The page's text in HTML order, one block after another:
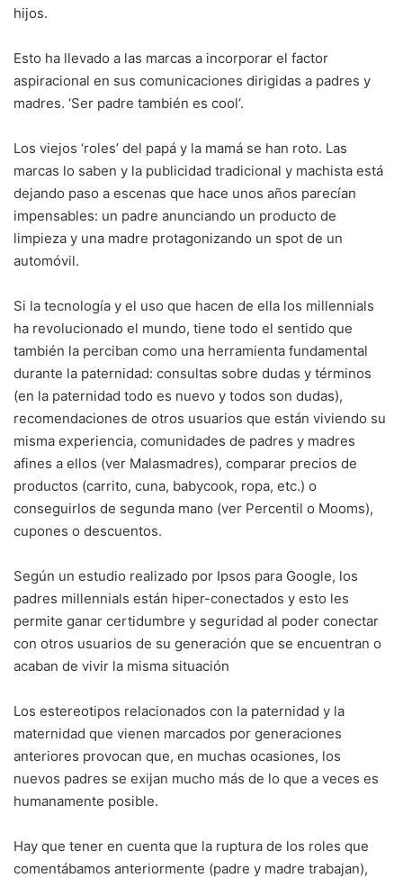
hijos.
Esto ha llevado a las marcas a incorporar el factor
aspiracional en sus comunicaciones dirigidas a padres y
madres. ‘Ser padre también es cool‘.
Los viejos ‘roles’ del papá y la mamá se han roto. Las
marcas lo saben y la publicidad tradicional y machista está
dejando paso a escenas que hace unos años parecían
impensables: un padre anunciando un producto de
limpieza y una madre protagonizando un spot de un
automóvil.
Si la tecnología y el uso que hacen de ella los millennials
ha revolucionado el mundo, tiene todo el sentido que
también la perciban como una herramienta fundamental
durante la paternidad: consultas sobre dudas y términos
(en la paternidad todo es nuevo y todos son dudas),
recomendaciones de otros usuarios que están viviendo su
misma experiencia, comunidades de padres y madres
afines a ellos (ver Malasmadres), comparar precios de
productos (carrito, cuna, babycook, ropa, etc.) o
conseguirlos de segunda mano (ver Percentil o Mooms),
cupones o descuentos.
Según un estudio realizado por Ipsos para Google, los
padres millennials están hiper-conectados y esto les
permite ganar certidumbre y seguridad al poder conectar
con otros usuarios de su generación que se encuentran o
acaban de vivir la misma situación
Los estereotipos relacionados con la paternidad y la
maternidad que vienen marcados por generaciones
anteriores provocan que, en muchas ocasiones, los
nuevos padres se exijan mucho más de lo que a veces es
humanamente posible.
Hay que tener en cuenta que la ruptura de los roles que
comentábamos anteriormente (padre y madre trabajan),